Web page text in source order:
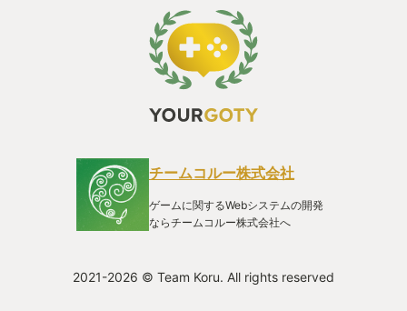
とにかく怪しい所ではムチを振ったりナイフを振り回したり総
当りでやっていくと時には壁が崩れ新たなエリアに誘われた
り、天罰システムで命を落としたり即死トラップにはまったり
(後者が圧倒的に多い)、今思うと良い思い出です。 そしてボス
に心を折られ、情報を探すのに遺跡を何度も巡るを繰り返し愛
ストーリークリアとなりました。 プレイ中に購入したゲーム
メッセージは、遺跡の中の石碑に刻まれた言葉で、ゲーム全般
通して自分のプレイスタイルに対して指摘されているようで妙
に心に残ってしまいました。 最高に難しかったけど最高に楽し
かった！ありがとう！
チームコルー株式会社
ゲームに関するWebシステムの開発
ならチームコルー株式会社へ
2021-2026 © Team Koru. All rights reserved